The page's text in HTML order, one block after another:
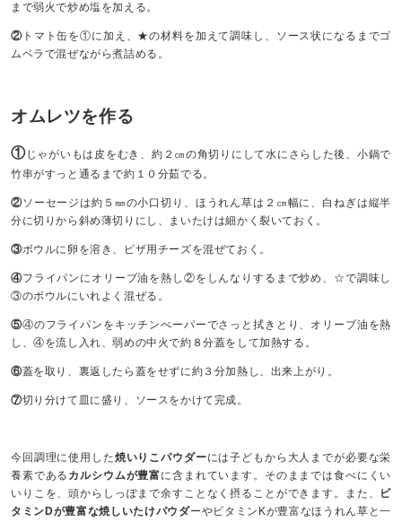
まで弱火で炒め塩を加える。
② トマト缶を①に加え、★の材料を加えて調味し、ソース状になるまでゴ
ムベラで混ぜながら煮詰める。
オムレツを作る
①じゃがいもは皮をむき、約２㎝の角切りにして水にさらした後、小鍋で
竹串がすっと通るまで約１０分茹でる。
②ソーセージは約５㎜の小口切り、ほうれん草は２㎝幅に、白ねぎは縦半
分に切りから斜め薄切りにし、まいたけは細かく裂いておく。
③ボウルに卵を溶き、ピザ用チーズを混ぜておく。
④フライパンにオリーブ油を熱し②をしんなりするまで炒め、☆で調味し
③のボウルにいれよく混ぜる。
⑤④のフライパンをキッチンぺーパーでさっと拭きとり、オリーブ油を熱
し、④を流し入れ、弱めの中火で約８分蓋をして加熱する。
⑥蓋を取り、裏返したら蓋をせずに約３分加熱し、出来上がり。
⑦切り分けて皿に盛り、ソースをかけて完成。
今回調理に使用した焼いりこパウダーには子どもから大人までが必要な栄
養素である カルシウムが豊富 に含まれています。そのままでは食べにくい
いりこを、頭からしっぽまで余すことなく摂ることができます。また、
ビ
タミンDが豊富な焼しいたけパウダーやビタミンKが豊富なほうれん草と一